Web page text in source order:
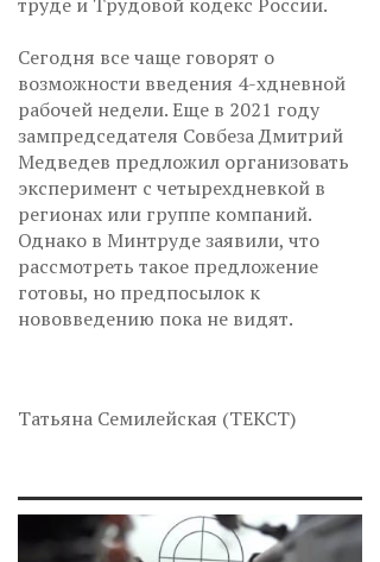
Сегодня все чаще говорят о
возможности введения 4-хдневной
рабочей недели. Еще в 2021 году
зампредседателя Совбеза Дмитрий
Медведев предложил организовать
эксперимент с четырехдневкой в
регионах или группе компаний.
Однако в Минтруде заявили, что
рассмотреть такое предложение
готовы, но предпосылок к
нововведению пока не видят.
Татьяна Семилейская (ТЕКСТ)